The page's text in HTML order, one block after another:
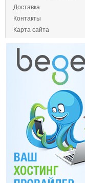
Доставка
Контакты
Карта сайта